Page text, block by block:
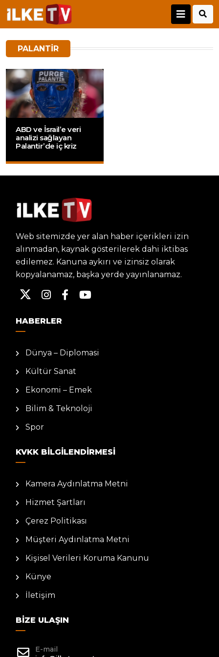
PALANTIR
ABD ve İsrail’e veri
analizi sağlayan
Palantir’de iç kriz
Web sitemizde yer alan haber içerikleri izin
alınmadan, kaynak gösterilerek dahi iktibas
edilemez. Kanuna aykırı ve izinsiz olarak
kopyalanamaz, başka yerde yayınlanamaz.
HABERLER
Dünya – Diplomasi
Kültür Sanat
Ekonomi – Emek
Bilim & Teknoloji
Spor
KVKK BILGILENDIRMESI
Kamera Aydınlatma Metni
Hizmet Şartları
Çerez Politikası
Müşteri Aydınlatma Metni
Kişisel Verileri Koruma Kanunu
Künye
İletişim
BIZE ULAŞIN
E-mail